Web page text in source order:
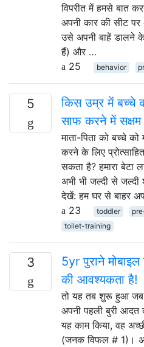
विपरीत में हमसे बात
अपनी कार की सीट पर
उसे अपनी बाहें डालने
हैं) और …
25
behavior
5
किस उम्र में बच्चे
साफ करने में सक्षम
माता-पिता को बच्चे
करने के लिए
सकता है? हमारा
अभी भी जल्दी से जल्दी
देखें: हम घर से बाहर
23
toddler
toilet-training
3
5yr पुराने
की आवश्यकता है!
तो यह तब शुरू हुआ
अपनी पहली बुरी आदत
यह काम किया, वह
(जनक विफल # 1)।